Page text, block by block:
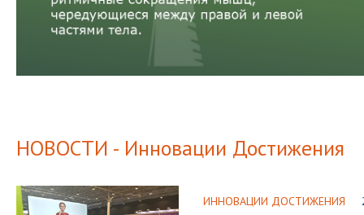
НОВОСТИ - Инновации Достижения
ИННОВАЦИИ ДОСТИЖЕНИЯ